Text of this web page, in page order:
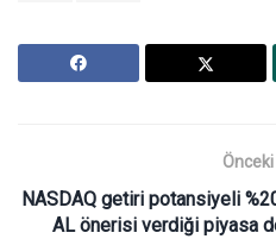
Önceki
NASDAQ getiri potansiyeli
AL önerisi verdiği piyasa